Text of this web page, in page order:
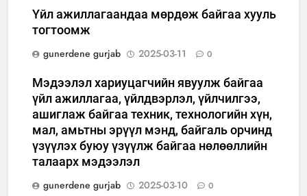
Үйл ажиллагаандаа мөрдөж байгаа хууль
тогтоомж
gunerdene gurjab
2025-03-11 0
Мэдээлэл хариуцагчийн явуулж байгаа
үйл ажиллагаа, үйлдвэрлэл, үйлчилгээ,
ашиглаж байгаа техник, технологийн хүн,
мал, амьтны эрүүл мэнд, байгаль орчинд
үзүүлэх буюу үзүүлж байгаа нөлөөллийн
талаарх мэдээлэл
gunerdene gurjab
2025-03-10 0